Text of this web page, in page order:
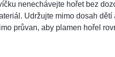
nenechávejte hořet bez
Udržujte mimo dosah
průvan, aby plamen hořel